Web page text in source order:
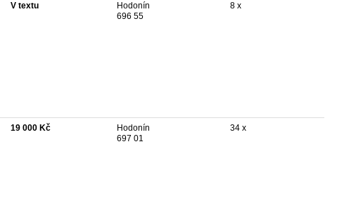
V textu
Hodonín
696 55
8 x
19 000 Kč
Hodonín
697 01
34 x